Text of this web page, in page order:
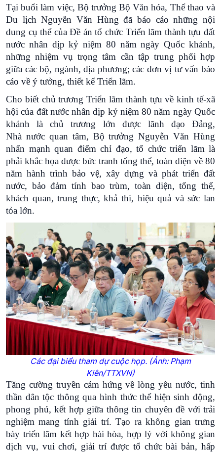
Tại buổi làm việc, Bộ trưởng Bộ Văn hóa, Thể thao và
Du lịch Nguyễn Văn Hùng đã báo cáo những nội
dung cụ thể của Đề án tổ chức Triển lãm thành tựu đất
nước nhân dịp kỷ niệm 80 năm ngày Quốc khánh,
những nhiệm vụ trọng tâm cần tập trung phối hợp
giữa các bộ, ngành, địa phương; các đơn vị tư vấn báo
cáo về ý tưởng, thiết kế Triển lãm.
Cho biết chủ trương Triển lãm thành tựu về kinh tế-xã
hội của đất nước nhân dịp kỷ niệm 80 năm ngày Quốc
khánh là chủ trương lớn được lãnh đạo Đảng,
Nhà nước quan tâm, Bộ trưởng Nguyễn Văn Hùng
nhấn mạnh quan điểm chỉ đạo, tổ chức triển lãm là
phải khắc họa được bức tranh tổng thể, toàn diện về 80
năm hành trình bảo vệ, xây dựng và phát triển đất
nước, bảo đảm tính bao trùm, toàn diện, tổng thể,
khách quan, trung thực, khả thi, hiệu quả và sức lan
tỏa lớn.
Các đại biểu tham dự cuộc họp. (Ảnh: Phạm
Kiên/TTXVN)
Tăng cường truyền cảm hứng về lòng yêu nước, tinh
thần dân tộc thông qua hình thức thể hiện sinh động,
phong phú, kết hợp giữa thông tin chuyên đề với trải
nghiệm mang tính giải trí. Tạo ra không gian trưng
bày triển lãm kết hợp hài hòa, hợp lý với không gian
dịch vụ, vui chơi, giải trí được tổ chức bài bản, hấp